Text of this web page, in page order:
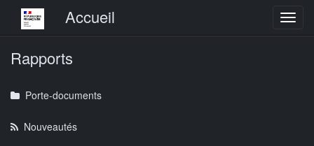
Menu principalAccueil
Rapports
Porte-documents
Nouveautés